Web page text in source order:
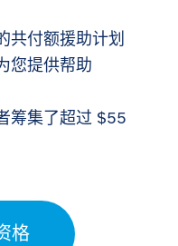
共付额援助计划
您提供帮助
筹集了超过 $55
格